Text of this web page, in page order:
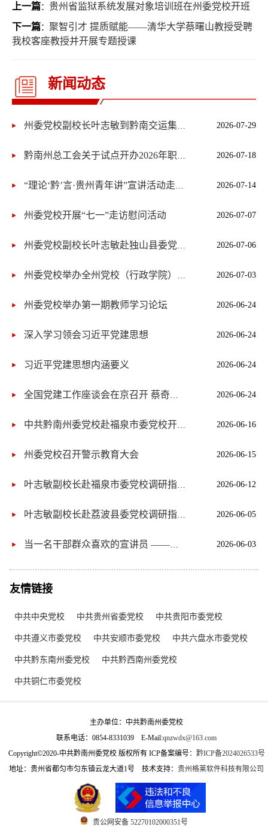
上一篇： 贵州省监狱系统发展对象培训班在州委党校开班
下一篇：聚智引才 提质赋能——清华大学蔡曙山教授受聘
我校客座教授并开展专题授课
新闻动态
2026-07-29
2026-07-18
2026-07-14
州委党校开展“七一”走访慰问活动 2026-07-07
2026-07-06
2026-07-03
州委党校举办第一期教师学习论坛 2026-06-24
深入学习领会习近平党建思想 2026-06-24
习近平党建思想内涵要义 2026-06-24
2026-06-24
2026-06-16
州委党校召开警示教育大会 2026-06-15
2026-06-12
2026-06-05
2026-06-03
友情链接
中共中央党校 中共贵州省委党校 中共贵阳市委党校
中共遵义市委党校 中共安顺市委党校 中共六盘水市委党校
中共黔东南州委党校 中共黔西南州委党校
中共铜仁市委党校
主办单位：中共黔南州委党校
联系电话：0854-8331039
E-Mail:qnzwdx@163.com
Copyright©2020-中共黔南州委党校 版权所有 ICP备案编号： 黔ICP备2024026533号
地址：贵州省都匀市匀东镇云龙大道1号
技术支持： 贵州格莱软件科技有限公司
贵公网安备 52270102000351号